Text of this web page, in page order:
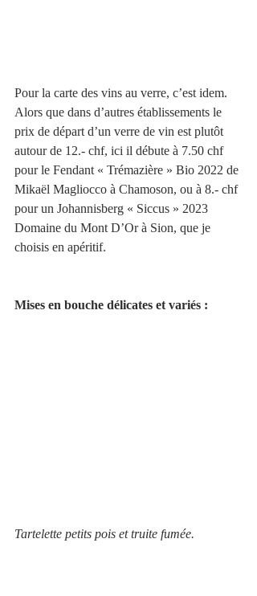
Pour la carte des vins au verre, c’est idem.
Alors que dans d’autres établissements le
prix de départ d’un verre de vin est plutôt
autour de 12.- chf, ici il débute à 7.50 chf
pour le Fendant « Trémazière » Bio 2022 de
Mikaël Magliocco à Chamoson, ou à 8.- chf
pour un Johannisberg « Siccus » 2023
Domaine du Mont D’Or à Sion, que je
choisis en apéritif.
Mises en bouche délicates et variés :
Tartelette petits pois et truite fumée.